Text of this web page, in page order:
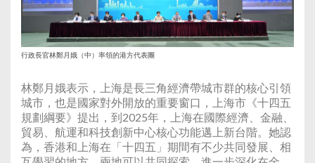
行政長官林鄭月娥（中）率領的港方代表團
林鄭月娥表示，上海是長三角經濟帶城市群的核心引領
城市，也是國家對外開放的重要窗口，上海市《十四五
規劃綱要》提出，到2025年，上海在國際經濟、金融、
貿易、航運和科技創新中心核心功能邁上新台階。她認
為，香港和上海在「十四五」期間有不少共同發展、相